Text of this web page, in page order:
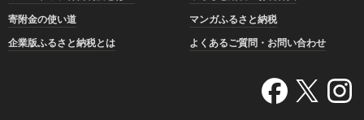
寄附金の使い道
マンガふるさと納税
企業版ふるさと納税とは
よくあるご質問・お問い合わせ